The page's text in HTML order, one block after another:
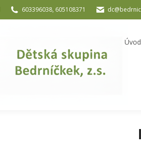
603396038, 605108371
Úvod
Úvod O nás O józe a muzikoterapii